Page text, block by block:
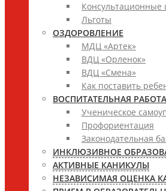
Консультационные
Льготы
ОЗДОРОВЛЕНИЕ
МДЦ «Артек»
ВДЦ «Орленок»
ВДЦ «Смена»
Как поставить
ВОСПИТАТЕЛЬНАЯ РАБОТА
Ученическое
Профориентация
Законодательная
ИНКЛЮЗИВНОЕ
АКТИВНЫЕ КАНИКУЛЫ
НЕЗАВИСИМАЯ ОЦЕНКА